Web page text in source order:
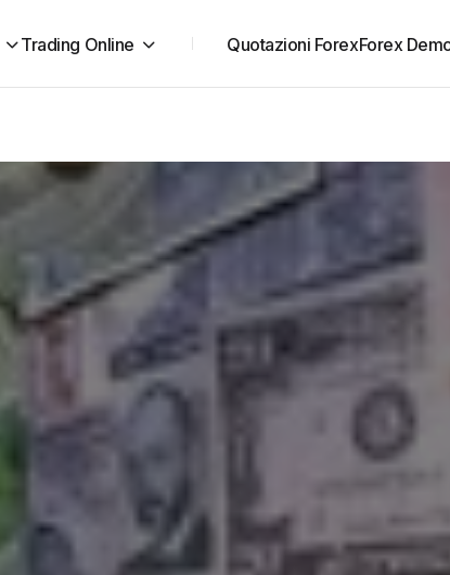
Trading Online Quotazioni ForexForex